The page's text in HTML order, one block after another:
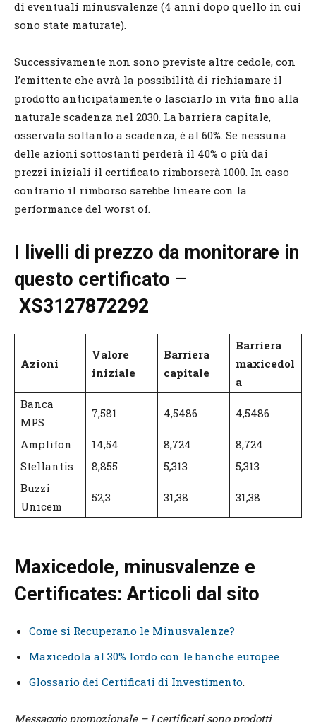
di eventuali minusvalenze (4 anni dopo quello in cui
sono state maturate).
Successivamente non sono previste altre cedole, con
l’emittente che avrà la possibilità di richiamare il
prodotto anticipatamente o lasciarlo in vita fino alla
naturale scadenza nel 2030. La barriera capitale,
osservata soltanto a scadenza, è al 60%. Se nessuna
delle azioni sottostanti perderà il 40% o più dai
prezzi iniziali il certificato rimborserà 1000. In caso
contrario il rimborso sarebbe lineare con la
performance del worst of.
I livelli di prezzo da monitorare in
questo certificato –
XS3127872292
Azioni
Valore
iniziale
Barriera
capitale
Barriera
maxicedol
a
Banca
MPS
7,581 4,5486 4,5486
Amplifon 14,54 8,724
8,724
Stellantis
8,855 5,313
5,313
Buzzi
Unicem
52,3 31,38 31,38
Maxicedole, minusvalenze e
Certificates: Articoli dal sito
Come si Recuperano le Minusvalenze?
Maxicedola al 30% lordo con le banche europee
Glossario dei Certificati di Investimento.
Messaggio promozionale – I certificati sono prodotti